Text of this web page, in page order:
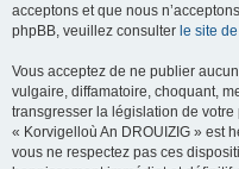
acceptons et que nous
phpBB, veuillez consulter le site
Vous acceptez de ne publier
vulgaire, diffamatoire, choquant,
transgresser la législation de
« Korvigelloù An DROUIZIG » est
vous ne respectez pas ces